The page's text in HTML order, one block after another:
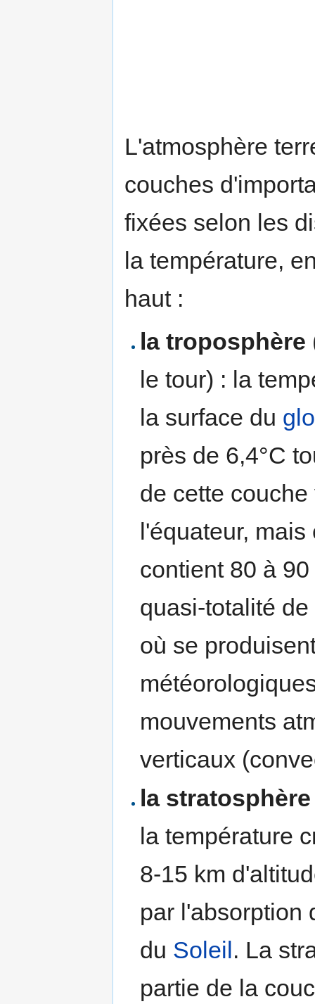
L'atmosphère
couches
fixées selon les
la température,
haut :
la troposphère
le tour) : la
la surface du
près de 6,4°C
de cette
l'équateur,
contient 80 à
quasi-totalité
où se
mouvements
verticaux
la stratosphère
la température
8-15 km
par l'absorption
du Soleil. La
partie de la